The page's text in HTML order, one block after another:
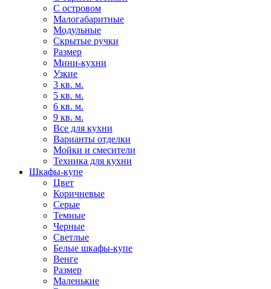
С островом
Малогабаритные
Модульные
Скрытые ручки
Размер
Мини-кухни
Узкие
3 кв. м.
5 кв. м.
6 кв. м.
9 кв. м.
Все для кухни
Варианты отделки
Мойки и смесители
Техника для кухни
Шкафы-купе
Цвет
Коричневые
Серые
Темные
Черные
Светлые
Белые шкафы-купе
Венге
Размер
Маленькие